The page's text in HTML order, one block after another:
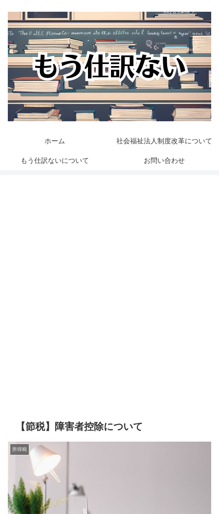
ホーム 社会福祉法人制度改革について
もう仕訳ないについて お問い合わせ
【節税】障害者控除について
所得税